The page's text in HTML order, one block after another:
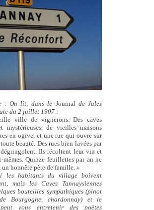
:On lit, dans le Journalde Jules
du 2 juillet 1907 :
ville de vignerons. Des caves
mystérieuses, de vieilles maisons
en ogive, et une rue qui ouvre sur
beauté. Des rues bien lavées par
Ils récoltent leur vin et
Quinze feuillettes par an ne
un honnête père de famille.»
les habitants du village boivent
mais les Caves Tannaysiennes
bouteilles sympathiques (pinot
Bourgogne, chardonnay) et le
vous entretenir des poètes